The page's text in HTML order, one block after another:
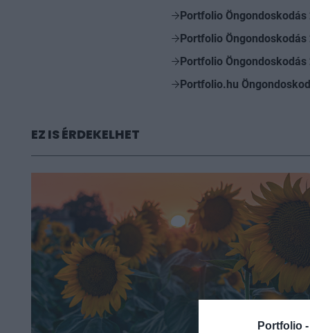
Portfolio -
Portfolio Öngondoskodás
Portfolio Öngondoskodás
Portfolio Öngondoskodás
Portfolio.hu
EZ IS ÉRDEKELHET